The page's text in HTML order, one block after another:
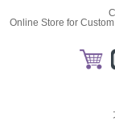
Online Store for